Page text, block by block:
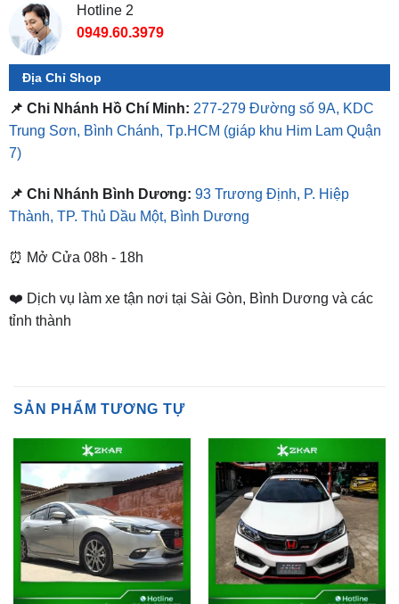
Địa Chỉ Shop
📌 Chi Nhánh Hồ Chí Minh: 277-279 Đường số 9A, KDC
Trung Sơn, Bình Chánh, Tp.HCM
7)
📌 Chi Nhánh Bình Dương:
⏰ Mở Cửa 08h - 18h
❤️ Dịch vụ làm xe tận nơi tại Sài Gòn, Bình Dương và các
BODY KIT
Độ Body Kit Ativus Cho
BODY KIT
Độ Body Kit Amotriz Cho